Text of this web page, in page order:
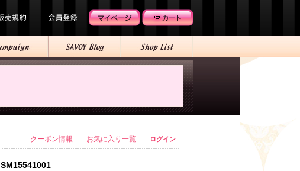
クーポン情報 お気に入り一覧 ログイン
SM15541001